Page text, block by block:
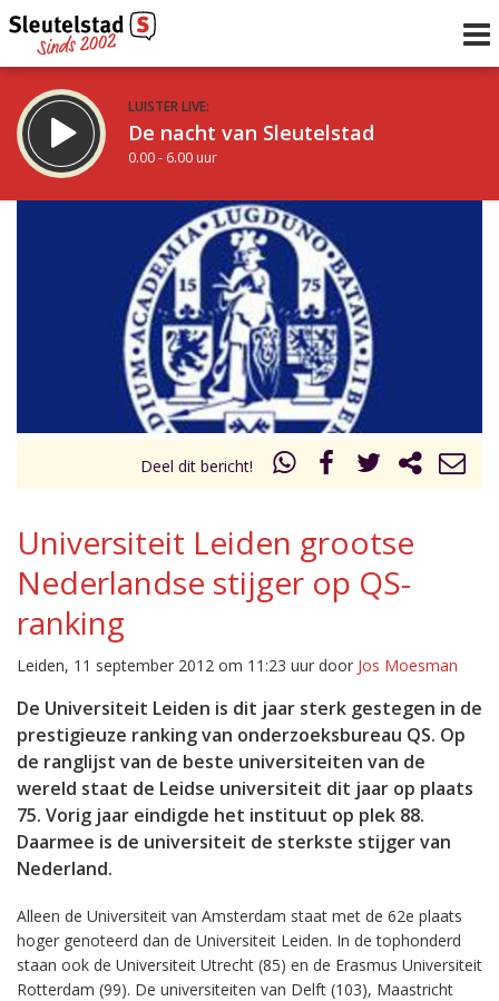
LUISTER LIVE:
De nacht van Sleutelstad
0.00 - 6.00 uur
De ochtend van Sleutelstad
uur 1 van 0
Deel dit bericht!
Universiteit Leiden grootse
Nederlandse stijger op QS-
ranking
Leiden, 11 september 2012 om 11:23 uur door Jos Moesman
De Universiteit Leiden is dit jaar sterk gestegen in de
prestigieuze ranking van onderzoeksbureau QS. Op
de ranglijst van de beste universiteiten van de
wereld staat de Leidse universiteit dit jaar op plaats
75. Vorig jaar eindigde het instituut op plek 88.
Daarmee is de universiteit de sterkste stijger van
Nederland.
Alleen de Universiteit van Amsterdam staat met de 62e plaats
hoger genoteerd dan de Universiteit Leiden. In de tophonderd
staan ook de Universiteit Utrecht (85) en de Erasmus Universiteit
Rotterdam (99). De universiteiten van Delft (103), Maastricht